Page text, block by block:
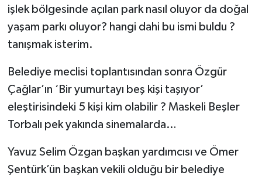
işlek bölgesinde açılan park nasıl oluyor da doğal
yaşam parkı oluyor? hangi dahi bu ismi buldu ?
tanışmak isterim.
Belediye meclisi toplantısından sonra Özgür
Çağlar’ın ‘Bir yumurtayı beş kişi taşıyor’
eleştirisindeki 5 kişi kim olabilir ? Maskeli Beşler
Torbalı pek yakında sinemalarda…
Yavuz Selim Özgan başkan yardımcısı ve Ömer
Şentürk’ün başkan vekili olduğu bir belediye